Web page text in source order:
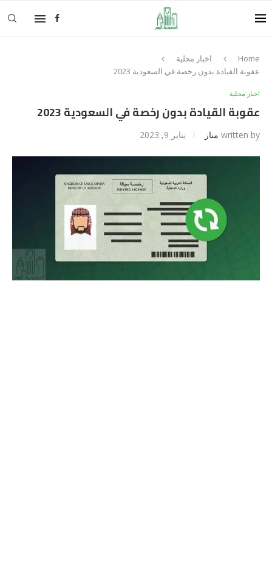
Home
اخبار محلية
عقوبة القيادة بدون رخصة في السعودية 2023
اخبار محلية
عقوبة القيادة بدون رخصة في السعودية 2023
written by منار يناير 9, 2023